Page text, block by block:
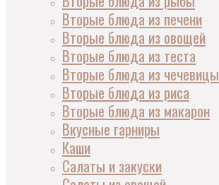
Вторые блюда из печени
Вторые блюда из овощей
Вторые блюда из теста
Вторые блюда из чечевицы
Вторые блюда из риса
Вторые блюда из макарон
Вкусные гарниры
Каши
Салаты и закуски